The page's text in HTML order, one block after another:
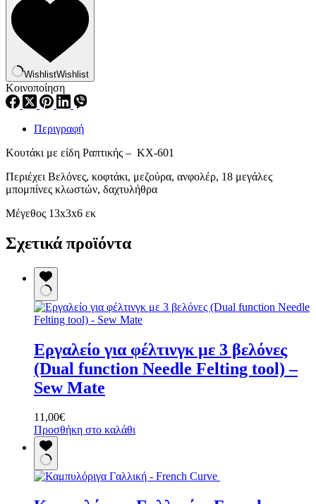
WishlistWishlist
Κοινοποίηση
Περιγραφή
Κουτάκι με είδη Ραπτικής – KX-601
Περιέχει Βελόνες, κοφτάκι, μεζούρα, ανφολέρ, 18 μεγάλες
μπομπίνες κλωστών, δαχτυλήθρα
Μέγεθος 13x3x6 εκ
Σχετικά προϊόντα
Εργαλείο για φέλτινγκ με 3 βελόνες
(Dual function Needle Felting tool) –
Sew Mate
11,00€
Προσθήκη στο καλάθι